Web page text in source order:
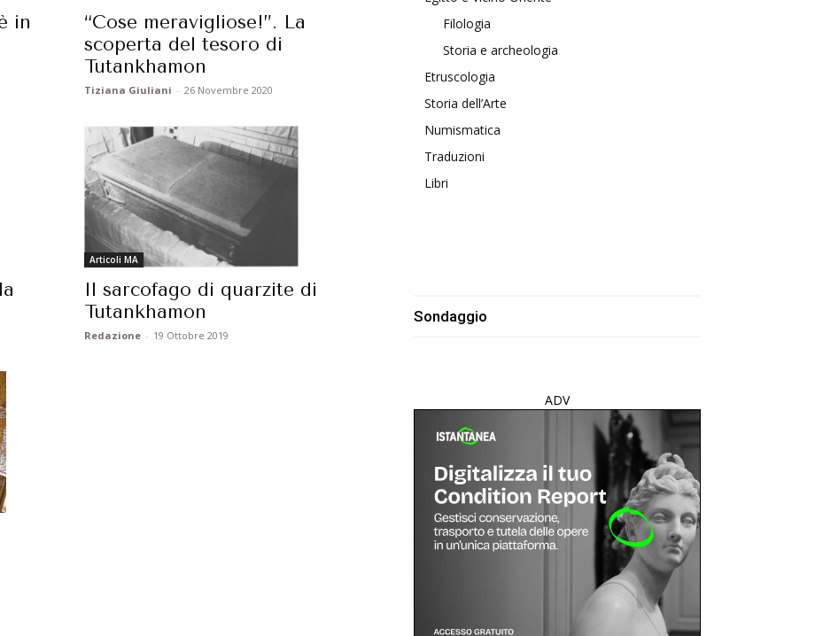
in
“Cose meravigliose!”. La
scoperta del tesoro di
Tutankhamon
Tiziana Giuliani - 26 Novembre 2020
Articoli MA
Il sarcofago di quarzite di
Tutankhamon
Redazione - 19 Ottobre 2019
Filologia
Storia e archeologia
Etruscologia
Storia dell’Arte
Numismatica
Traduzioni
Libri
Sondaggio
ADV